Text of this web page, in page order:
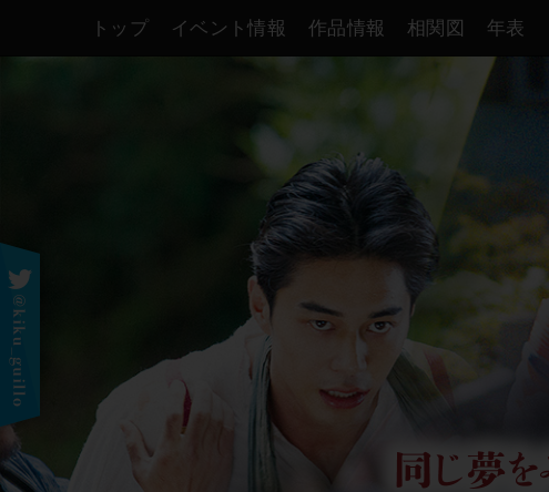
トップ イベント情報 作品情報 相関図 年表